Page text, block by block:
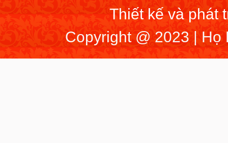
Thiết kế và phát
Copyright @ 2023 | Họ